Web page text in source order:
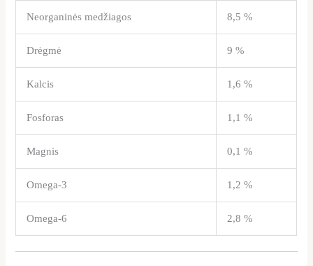
Neorganinės medžiagos 8,5 %
Drėgmė 9 %
Kalcis 1,6 %
Fosforas 1,1 %
Magnis 0,1 %
Omega-3 1,2 %
Omega-6 2,8 %